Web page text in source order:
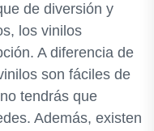
de diversión y
los vinilos
A diferencia de
son fáciles de
tendrás que
Además, existen